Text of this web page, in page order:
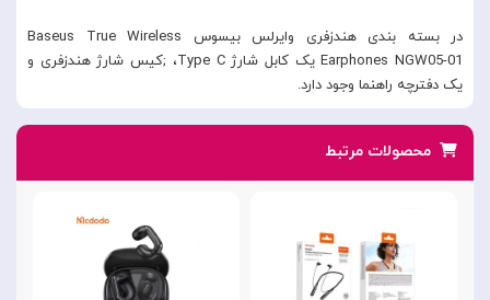
در بسته بندی هندزفری وایرلس بیسوس Baseus True Wireless
Earphones NGW05-01 یک کابل شارژ Type C، ;کیس شارژ هندزفری و
یک دفترچه راهنما وجود دارد.
محصولات مرتبط